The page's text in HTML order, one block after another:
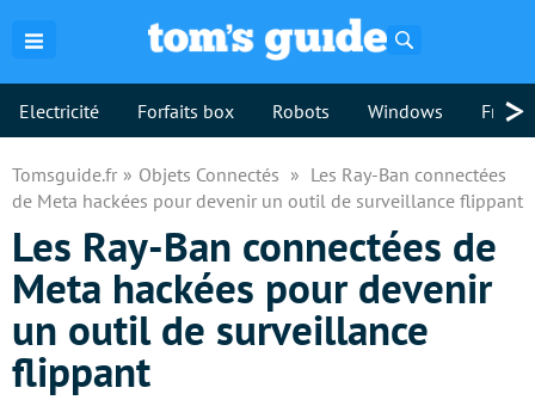
Electricité Forfaits box Robots Windows >
Tomsguide.fr Objets Connectés
Les Ray-Ban connectées
de Meta hackées pour devenir un outil de surveillance flippant
Les Ray-Ban connectées de
Meta hackées pour devenir
un outil de surveillance
flippant